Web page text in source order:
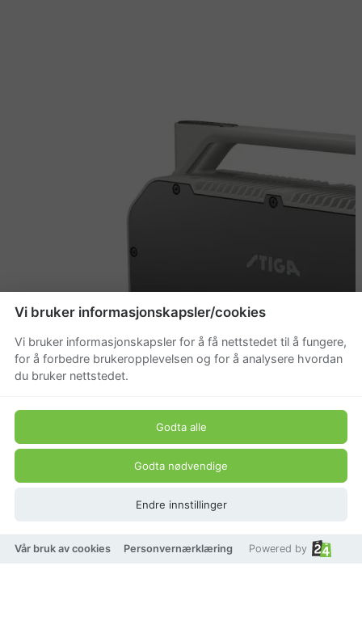
Vi bruker informasjonskapsler/cookies
Vi bruker informasjonskapsler for å få nettstedet til å fungere,
for å forbedre brukeropplevelsen og for å analysere hvordan
du bruker nettstedet.
Godta alle
Godta nødvendige
Endre innstillinger
Vår bruk av cookies Personvernærklæring Powered by